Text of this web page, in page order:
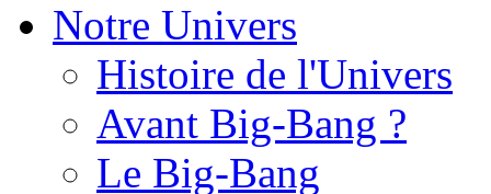
Notre Univers
Histoire de l'Univers
Avant Big-Bang ?
Le Big-Bang